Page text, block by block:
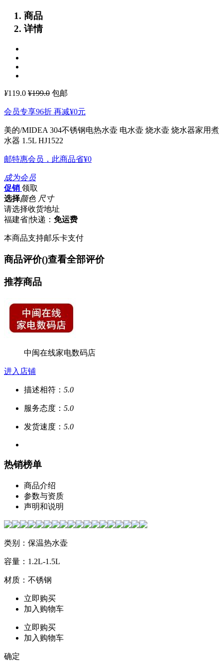
商品
详情
¥119.0 ¥199.0 包邮
会员专享96折 再减¥0元
美的/MIDEA 304不锈钢电热水壶 电水壶 烧水壶 烧水器家用煮
水器 1.5L HJ1522
邮特惠会员，此商品省¥0
成为会员
促销 领取
选择颜色 尺寸
请选择收货地址
福建省|快递： 免运费
本商品支持邮乐卡支付
商品评价()查看全部评价
推荐商品
中闽在线家电数码店
进入店铺
描述相符： 5.0
服务态度： 5.0
发货速度： 5.0
热销榜单
商品介绍
参数与资质
声明和说明
类别：保温热水壶
容量：1.2L-1.5L
材质：不锈钢
立即购买
加入购物车
立即购买
加入购物车
确定